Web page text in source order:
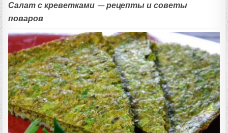
Салат с креветками — рецепты и советы
поваров